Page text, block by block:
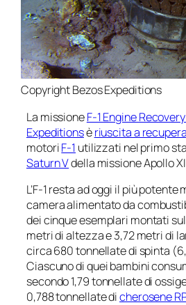
Copyright Bezos Expeditions
La missioneF-1 Engine Recovery
Expeditionsèriuscita a
motoriF-1 utilizzati nel primo
Saturn Vdella missione Apollo
L’F-1 resta ad oggi il più potente
camera alimentato da
dei cinque esemplari montati sul
metri di altezza e 3,72 metri di
circa 680 tonnellate di spinta
Ciascuno di quei bambini
secondo 1,79 tonnellate di
0,788 tonnellate dicherosene